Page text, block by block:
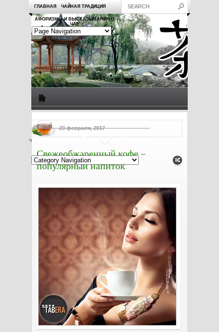
ГЛАВНАЯ ЧАЙНАЯ ТРАДИЦИЯ
АФОРИЗМЫ И ВЫСКАЗЫВАНИЯ О
ЧАЕ
Рецепты с чаем Полезные свойства чая
23 февраля, 2017
Свежеобжаренный кофе –
популярный напиток